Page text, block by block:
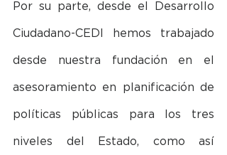
Por su parte, desde el Desarrollo
Ciudadano-CEDI hemos trabajado
desde nuestra fundación en el
asesoramiento en planificación de
políticas públicas para los tres
niveles del Estado, como así